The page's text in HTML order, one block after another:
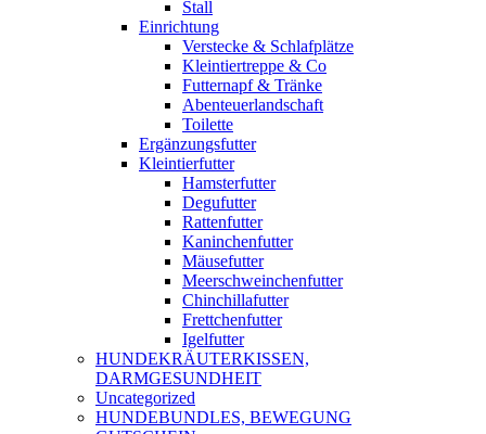
Stall
Einrichtung
Verstecke & Schlafplätze
Kleintiertreppe & Co
Futternapf & Tränke
Abenteuerlandschaft
Toilette
Ergänzungsfutter
Kleintierfutter
Hamsterfutter
Degufutter
Rattenfutter
Kaninchenfutter
Mäusefutter
Meerschweinchenfutter
Chinchillafutter
Frettchenfutter
Igelfutter
HUNDEKRÄUTERKISSEN,
DARMGESUNDHEIT
Uncategorized
HUNDEBUNDLES, BEWEGUNG